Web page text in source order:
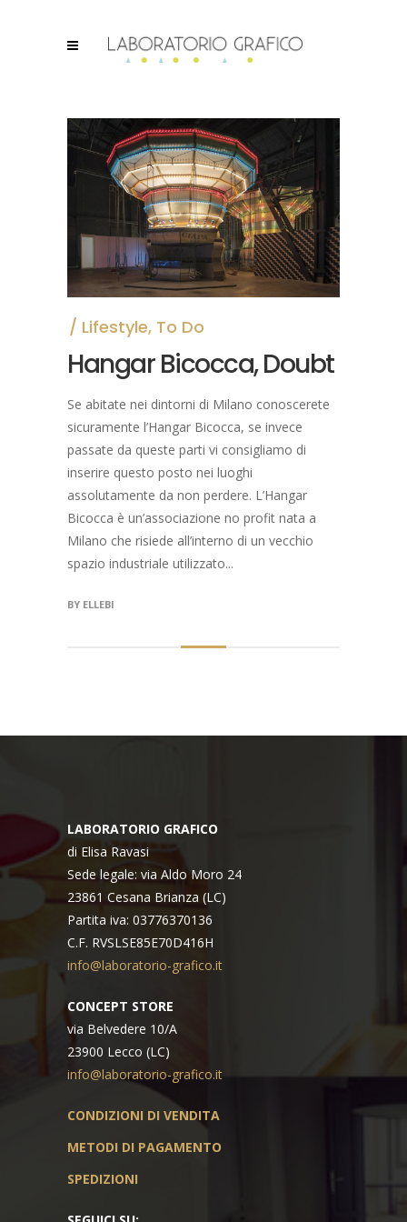
Lifestyle, To Do
Hangar Bicocca, Doubt
Se abitate nei dintorni di Milano conoscerete
sicuramente l’Hangar Bicocca, se invece
passate da queste parti vi consigliamo di
inserire questo posto nei luoghi
assolutamente da non perdere. L’Hangar
Bicocca è un’associazione no profit nata a
Milano che risiede all’interno di un vecchio
spazio industriale utilizzato...
BY ELLEBI
LABORATORIO GRAFICO
di Elisa Ravasi
Sede legale: via Aldo Moro 24
23861 Cesana Brianza (LC)
Partita iva: 03776370136
C.F. RVSLSE85E70D416H
info@laboratorio-grafico.it
CONCEPT STORE
via Belvedere 10/A
23900 Lecco (LC)
info@laboratorio-grafico.it
CONDIZIONI DI VENDITA
METODI DI PAGAMENTO
SPEDIZIONI